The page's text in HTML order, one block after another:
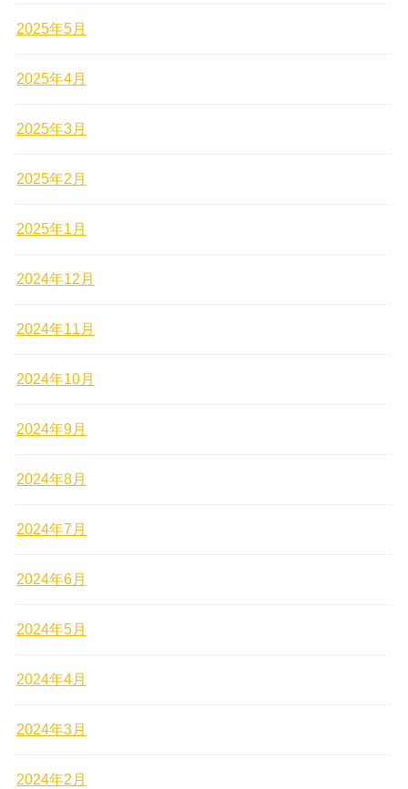
2025年5月
2025年4月
2025年3月
2025年2月
2025年1月
2024年12月
2024年11月
2024年10月
2024年9月
2024年8月
2024年7月
2024年6月
2024年5月
2024年4月
2024年3月
2024年2月